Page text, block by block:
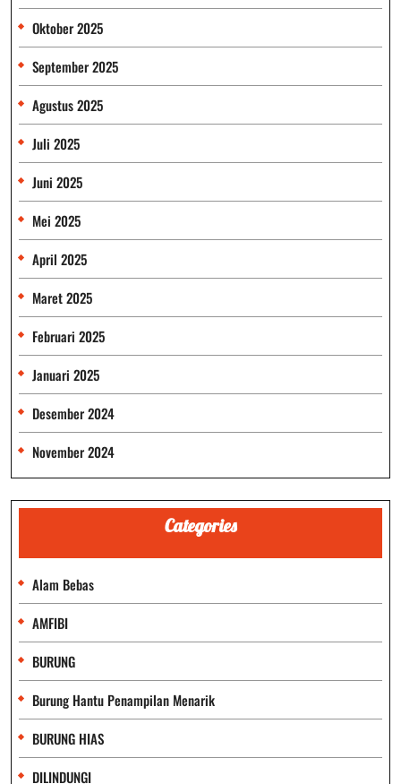
Oktober 2025
September 2025
Agustus 2025
Juli 2025
Juni 2025
Mei 2025
April 2025
Maret 2025
Februari 2025
Januari 2025
Desember 2024
November 2024
Categories
Alam Bebas
AMFIBI
BURUNG
Burung Hantu Penampilan Menarik
BURUNG HIAS
DILINDUNGI